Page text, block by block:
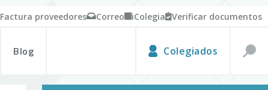
Factura proveedores Correo iColegia Verificar documentos
Blog Colegiados